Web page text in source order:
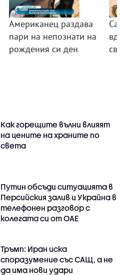
Американец раздава
пари на непознати на
рождения си ден
Как горещите вълни влияят
на цените на храните по
света
Путин обсъди ситуацията в
Персийския залив и Украйна в
телефонен разговор с
колегата си от ОАЕ
Тръмп: Иран иска
споразумение със САЩ, а не
да има нови удари